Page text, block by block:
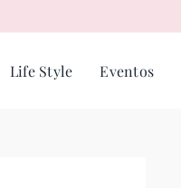
Life Style Eventos